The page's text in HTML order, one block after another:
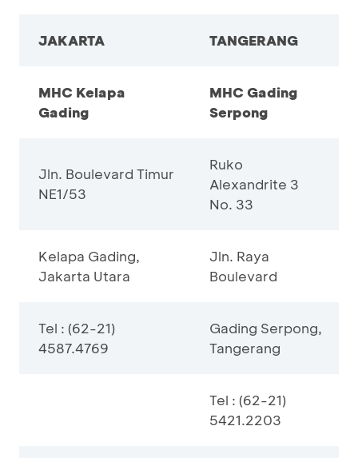
JAKARTA TANGERANG
MHC Kelapa
Gading
MHC Gading
Serpong
Jln. Boulevard Timur
NE1/53
Ruko
Alexandrite 3
No. 33
Kelapa Gading,
Jakarta Utara
Jln. Raya
Boulevard
Tel : (62-21)
4587.4769
Gading Serpong,
Tangerang
Tel : (62-21)
5421.2203